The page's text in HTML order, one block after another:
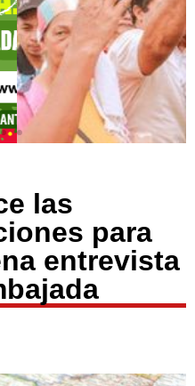
las
para
entrevista